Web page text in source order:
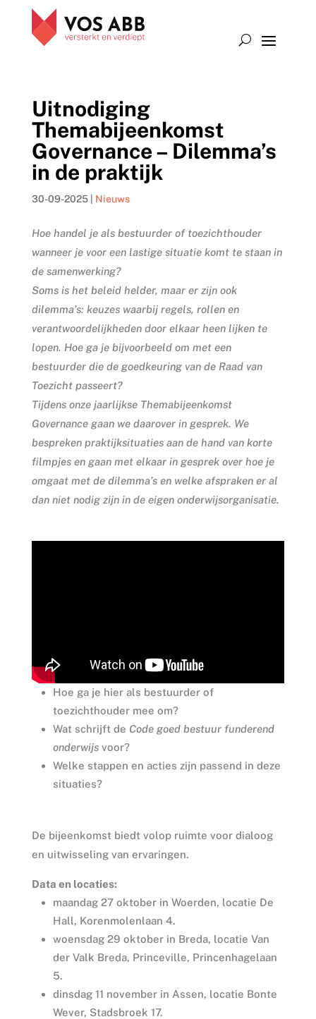
Uitnodiging
Themabijeenkomst
Governance – Dilemma’s
in de praktijk
30-09-2025| Nieuws
Hoe handel je als bestuurder of toezichthouder
wanneer je voor een lastige situatie komt te staan in
de samenwerking?
Soms is het beleid helder, maar er zijn ook
dilemma’s: keuzes waarbij regels, rollen en
verantwoordelijkheden door elkaar heen lijken te
lopen. Hoe ga je bijvoorbeeld om met een
bestuurder die de goedkeuring van de Raad van
Toezicht passeert?
Tijdens onze jaarlijkse Themabijeenkomst
Governance gaan we daarover in gesprek. We
bespreken praktijksituaties aan de hand van korte
filmpjes en gaan met elkaar in gesprek over hoe je
omgaat met de dilemma’s en welke afspraken er al
dan niet nodig zijn in de eigen onderwijsorganisatie.
Hoe ga je hier als bestuurder of
toezichthouder mee om?
Wat schrijft de Code goed bestuur funderend
onderwijsvoor?
Welke stappen en acties zijn passend in deze
situaties?
De bijeenkomst biedt volop ruimte voor dialoog
en uitwisseling van ervaringen.
Data en locaties:
maandag 27 oktober in Woerden, locatie De
Hall, Korenmolenlaan 4.
woensdag 29 oktober in Breda, locatie Van
der Valk Breda, Princeville, Princenhagelaan
5.
dinsdag 11 november in Assen, locatie Bonte
Wever, Stadsbroek 17.